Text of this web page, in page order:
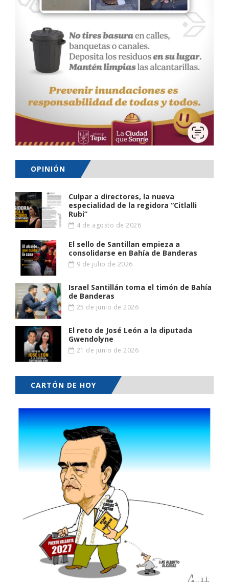
OPINIÓN
Culpar a directores, la nueva
especialidad de la regidora “Citlalli
Rubi”
4 de agosto de 2026
El sello de Santillan empieza a
consolidarse en Bahía de Banderas
9 de julio de 2026
Israel Santillán toma el timón de Bahía
de Banderas
25 de junio de 2026
El reto de José León a la diputada
Gwendolyne
21 de junio de 2026
CARTÓN DE HOY